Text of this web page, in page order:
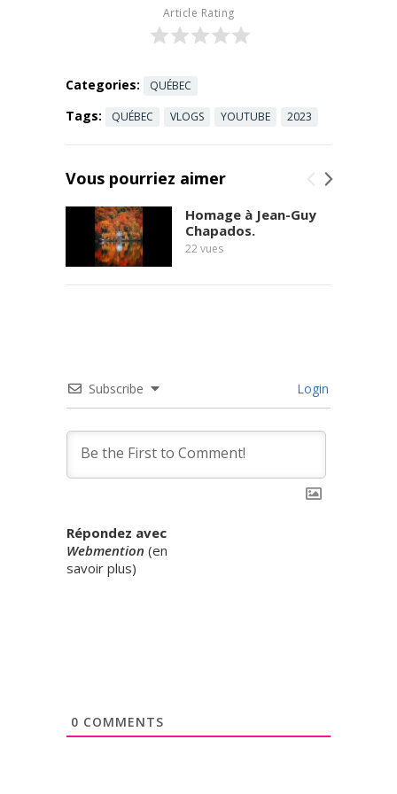
cette
Article Rating
Categories: QUÉBEC
Tags: QUÉBEC VLOGS YOUTUBE 2023
Vous pourriez aimer
Homage à Jean-Guy
Chapados.
22vues
Subscribe Login
Répondez avec
Webmention (en
savoir plus)
0 COMMENTS